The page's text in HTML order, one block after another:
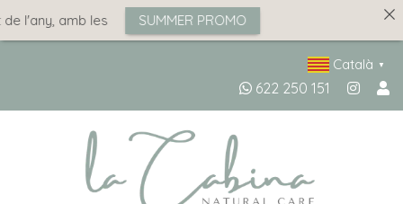
Català ▼
622 250 151
amb les SUMMER PROMO